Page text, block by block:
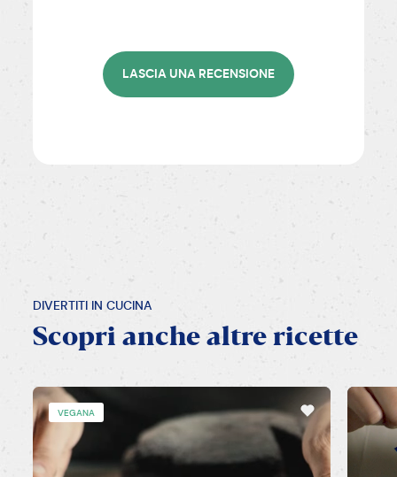
LASCIA UNA RECENSIONE
DIVERTITI IN CUCINA
Scopri anche altre ricette
VEGANA